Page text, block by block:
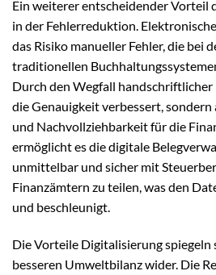
Ein weiterer entscheidender Vorteil
in der Fehlerreduktion.
das Risiko manueller Fehler, die bei
traditionellen
Durch den Wegfall
die Genauigkeit verbessert, sondern
und Nachvollziehbarkeit für die
ermöglicht es die digitale
unmittelbar und sicher mit
Finanzämtern zu teilen, was den
und beschleunigt.
Die Vorteile Digitalisierung spiegeln
besseren Umweltbilanz wider. Die